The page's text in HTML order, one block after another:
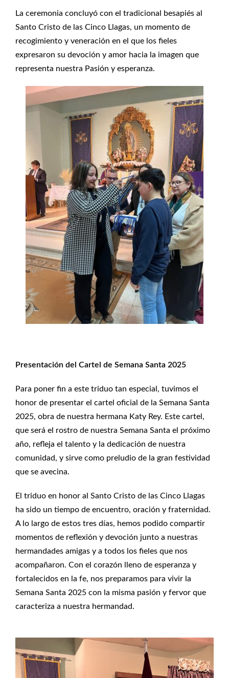
La ceremonia concluyó con el tradicional besapiés al
Santo Cristo de las Cinco Llagas, un momento de
recogimiento y veneración en el que los fieles
expresaron su devoción y amor hacia la imagen que
representa nuestra Pasión y esperanza.
Presentación del Cartel de Semana Santa 2025
Para poner fin a este triduo tan especial, tuvimos el
honor de presentar el cartel oficial de la Semana Santa
2025, obra de nuestra hermana Katy Rey. Este cartel,
que será el rostro de nuestra Semana Santa el próximo
año, refleja el talento y la dedicación de nuestra
comunidad, y sirve como preludio de la gran festividad
que se avecina.
El triduo en honor al Santo Cristo de las Cinco Llagas
ha sido un tiempo de encuentro, oración y fraternidad.
A lo largo de estos tres días, hemos podido compartir
momentos de reflexión y devoción junto a nuestras
hermandades amigas y a todos los fieles que nos
acompañaron. Con el corazón lleno de esperanza y
fortalecidos en la fe, nos preparamos para vivir la
Semana Santa 2025 con la misma pasión y fervor que
caracteriza a nuestra hermandad.